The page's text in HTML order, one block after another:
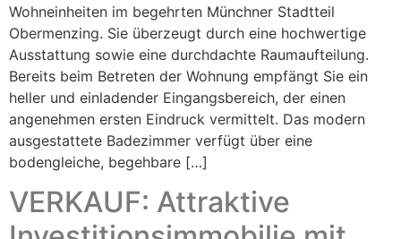
Wohneinheiten im begehrten Münchner Stadtteil
Obermenzing. Sie überzeugt durch eine hochwertige
Ausstattung sowie eine durchdachte Raumaufteilung.
Bereits beim Betreten der Wohnung empfängt Sie ein
heller und einladender Eingangsbereich, der einen
angenehmen ersten Eindruck vermittelt. Das modern
ausgestattete Badezimmer verfügt über eine
bodengleiche, begehbare […]
VERKAUF: Attraktive